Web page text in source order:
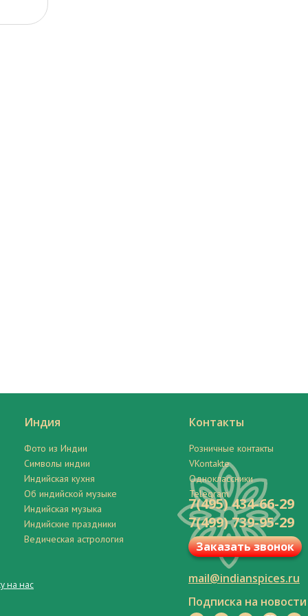
Индия
Фото из Индии
Символы индии
Индийская кухня
Об индийской музыке
Индийская музыка
Индийские праздники
Ведическая астрология
Контакты
Розничные контакты
VKontakte
Одноклассники
Telegram
на нас
7(495) 434-66-29
7(499) 739-95-29
Заказать звонок
mail@indianspices.ru
Подписка на новости